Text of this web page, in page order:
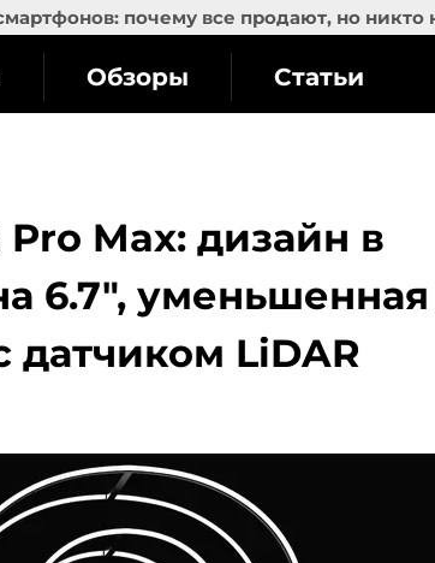
почему все продают, но никто
Обзоры Статьи
Max: дизайн в
6.7″, уменьшенная
датчиком LiDAR